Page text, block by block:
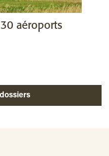
aéroports
dossiers